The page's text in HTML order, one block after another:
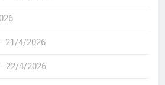
21/4/2026
22/4/2026